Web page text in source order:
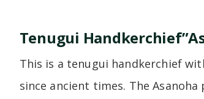
Tenugui
This is a tenugui handkerchief
since ancient times. The